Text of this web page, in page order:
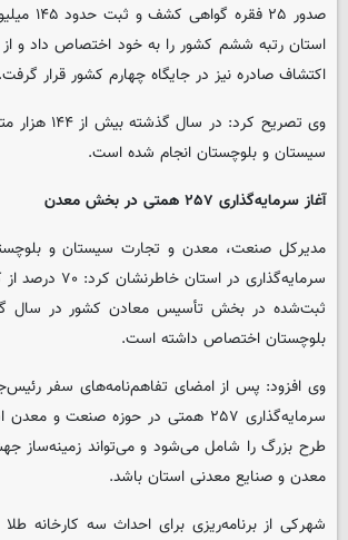
صدور ۲۵
استان رتبه ششم کشور را به خود اختصاص داد و از
اکتشاف صادره نیز در جایگاه چهارم کشور قرار گرفت.
وی تصریح کرد:
سیستان و بلوچستان انجام شده است.
آغاز سرمایه‌گذاری ۲۵۷ همتی در بخش معدن
مدیرکل صنعت، معدن و تجارت سیستان و
سرمایه‌گذاری در
ثبت‌شده در بخش تأسیس معادن کشور در سال
بلوچستان اختصاص داشته است.
طرح بزرگ را شامل می‌شود و می‌تواند زمینه‌ساز
معدن و صنایع معدنی استان باشد.
شهرکی از برنامه‌ریزی برای احداث سه کارخانه